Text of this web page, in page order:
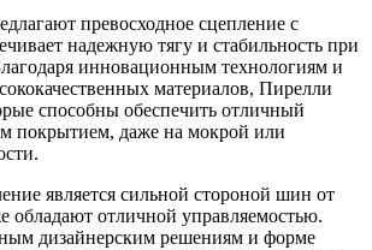
превосходное сцепление с
надежную тягу и стабильность при
инновационным технологиям и
материалов, Пирелли
способны обеспечить отличный
покрытием, даже на мокрой или
является сильной стороной шин от
обладают отличной управляемостью.
дизайнерским решениям и форме